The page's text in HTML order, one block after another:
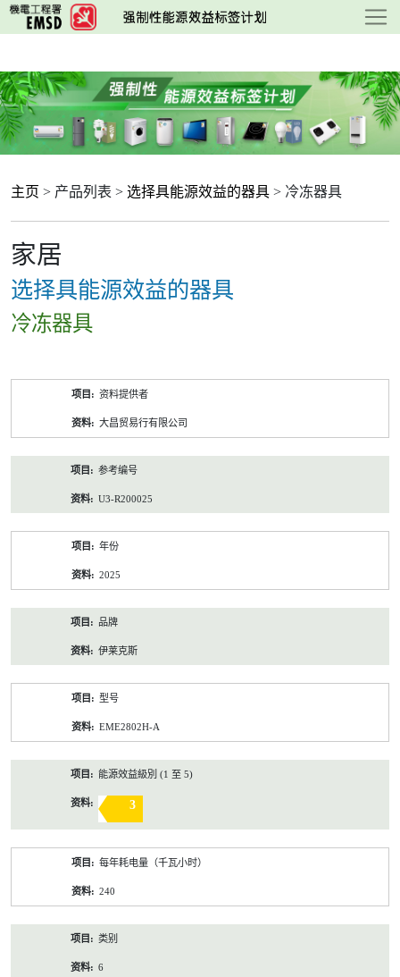
跳
至
要
内
容
主页 > 产品列表 > 选择具能源效益的器具 > 冷冻器具
家居
选择具能源效益的器具
冷冻器具
资料提供者
大昌贸易行有限公司
参考编号
U3-R200025
年份
2025
品牌
伊莱克斯
型号
EME2802H-A
能源效益級別 (1 至 5)
3
每年耗电量（千瓦小时）
240
类别
6